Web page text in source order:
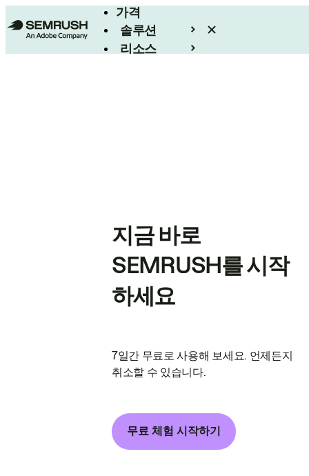
가격
솔루션
리소스
지금 바로
SEMRUSH를 시작
하세요
7일간 무료로 사용해 보세요. 언제든지
취소할 수 있습니다.
무료 체험 시작하기